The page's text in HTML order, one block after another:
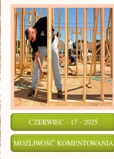
CZERWIEC - 17 - 2025
MOŻLIWOŚĆ KOMENTOWANIA